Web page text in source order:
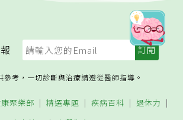
參考，一切診斷與治療請遵從醫師指導。
聚樂部 精選專題 疾病百科
退休力